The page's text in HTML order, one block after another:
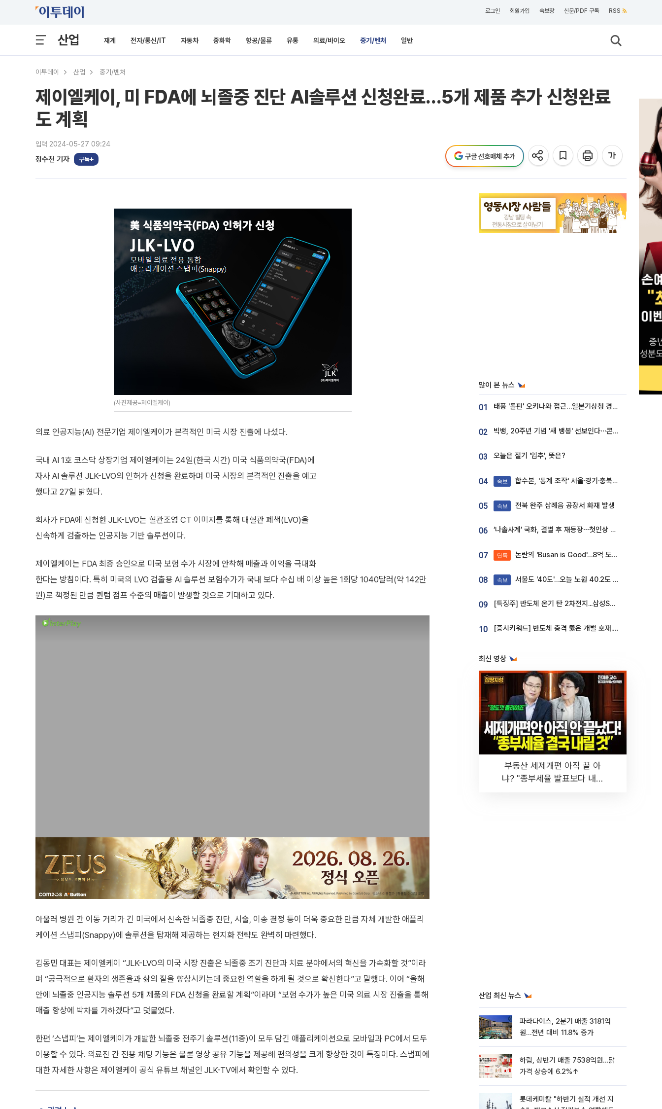
로그인 회원가입 속보창 신문/PDF 구독 RSS
산업 재계 전자/통신/IT 자동차 중화학 항공/물류 유통 의료/바이오 중기/벤처 일반
이투데이 산업 중기/벤처
제이엘케이, 미 FDA에 뇌졸중 진단 AI솔루션 신청완료…5개 제품 추가 신청완료
도 계획
입력 2024-05-27 09:24
정수천 기자 구독 구글 선호매체 추가
(사진제공=제이엘케이)
의료 인공지능(AI) 전문기업 제이엘케이가 본격적인 미국 시장 진출에 나섰다.
국내 AI 1호 코스닥 상장기업 제이엘케이는 24일(한국 시간) 미국 식품의약국(FDA)에
자사 AI 솔루션 JLK-LVO의 인허가 신청을 완료하며 미국 시장의 본격적인 진출을 예고
했다고 27일 밝혔다.
회사가 FDA에 신청한 JLK-LVO는 혈관조영 CT 이미지를 통해 대혈관 폐색(LVO)을
신속하게 검출하는 인공지능 기반 솔루션이다.
제이엘케이는 FDA 최종 승인으로 미국 보험 수가 시장에 안착해 매출과 이익을 극대화
한다는 방침이다. 특히 미국의 LVO 검출용 AI 솔루션 보험수가가 국내 보다 수십 배 이상 높은 1회당 1040달러(약 142만
원)로 책정된 만큼 퀀텀 점프 수준의 매출이 발생할 것으로 기대하고 있다.
아울러 병원 간 이동 거리가 긴 미국에서 신속한 뇌졸중 진단, 시술, 이송 결정 등이 더욱 중요한 만큼 자체 개발한 애플리
케이션 스냅피(Snappy)에 솔루션을 탑재해 제공하는 현지화 전략도 완벽히 마련했다.
김동민 대표는 제이엘케이 “JLK-LVO의 미국 시장 진출은 뇌졸중 조기 진단과 치료 분야에서의 혁신을 가속화할 것”이라
며 “궁극적으로 환자의 생존율과 삶의 질을 향상시키는데 중요한 역할을 하게 될 것으로 확신한다”고 말했다. 이어 “올해
안에 뇌졸중 인공지능 솔루션 5개 제품의 FDA 신청을 완료할 계획”이라며 “보험 수가가 높은 미국 의료 시장 진출을 통해
매출 향상에 박차를 가하겠다”고 덧붙였다.
한편 ‘스냅피’는 제이엘케이가 개발한 뇌졸중 전주기 솔루션(11종)이 모두 담긴 애플리케이션으로 모바일과 PC에서 모두
이용할 수 있다. 의료진 간 전용 채팅 기능은 물론 영상 공유 기능을 제공해 편의성을 크게 향상한 것이 특징이다. 스냅피에
대한 자세한 사항은 제이엘케이 공식 유튜브 채널인 JLK-TV에서 확인할 수 있다.
많이 본 뉴스
01 태풍 '돌핀' 오키나와 접근…일본기상청 경로 업데이트
02 빅뱅, 20주년 기념 '새 뱅봉' 선보인다⋯콘서트 앞두고 팝업 개최
03 오늘은 절기 '입추', 뜻은?
04 속보 합수본, '통계 조작' 서울·경기·충북 선관위 등 추가 압수수색
05 속보 전북 완주 삼례읍 공장서 화재 발생
06 ‘나솔사계’ 국화, 결별 후 재등장⋯첫인상 투표 휩쓸고 ‘인기녀’ 등극
07 단독 논란의 'Busan is Good'…8억 도시브랜드, 용산 대통령실 CI 업체가 수행
08 속보 서울도 '40도'…오늘 노원 40.2도 기록
09 [특징주] 반도체 온기 탄 2차전지...삼성SDI, 장 초반 7% 넘게 껑충
10 [증시키워드] 반도체 충격 뚫은 개별 호재...포스코퓨처엠·에코프로·한화솔루션 '눈길'
최신 영상
부동산 세제개편 아직 끝 아
냐? "종부세율 발표보다 내릴
산업 최신 뉴스
파라다이스, 2분기 매출 3181억
원…전년 대비 11.8% 증가
하림, 상반기 매출 7538억원…닭
가격 상승에 6.2%↑
롯데케미칼 "하반기 실적 개선 지